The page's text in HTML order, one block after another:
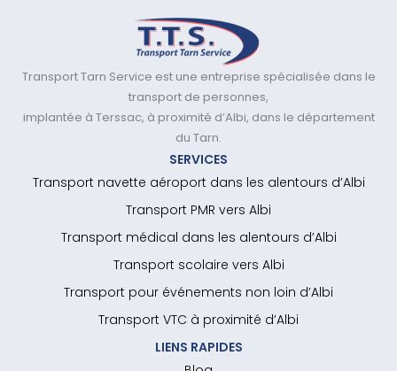
Transport Tarn Service est une entreprise spécialisée dans le
transport de personnes,
implantée à Terssac, à proximité d’Albi, dans le département
du Tarn.
SERVICES
Transport navette aéroport dans les alentours d’Albi
Transport PMR vers Albi
Transport médical dans les alentours d’Albi
Transport scolaire vers Albi
Transport pour événements non loin d’Albi
Transport VTC à proximité d’Albi
LIENS RAPIDES